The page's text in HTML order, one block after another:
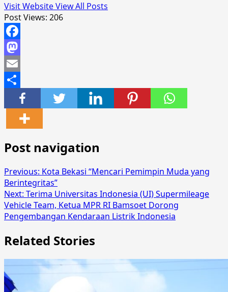
Visit WebsiteView All Posts
Post Views: 206
Facebook
Mastodon
Email
Share
Post navigation
Previous: Kota Bekasi “Mencari Pemimpin Muda yang
Berintegritas”
Next: Terima Universitas Indonesia (UI) Supermileage
Vehicle Team, Ketua MPR RI Bamsoet Dorong
Pengembangan Kendaraan Listrik Indonesia
Related Stories